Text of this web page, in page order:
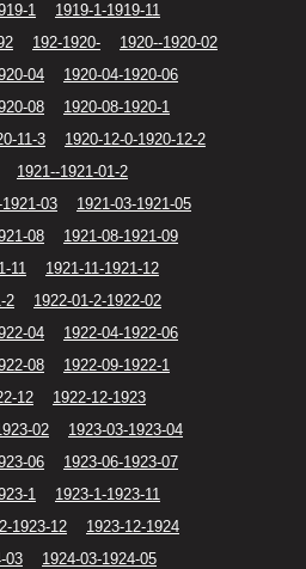
1
1919-1-1919-11
192-1920-
1920--1920-02
04
1920-04-1920-06
08
1920-08-1920-1
11-3
1920-12-0-1920-12-2
1921--1921-01-2
03
1921-03-1921-05
08
1921-08-1921-09
11
1921-11-1921-12
2
1922-01-2-1922-02
04
1922-04-1922-06
08
1922-09-1922-1
12
1922-12-1923
02
1923-03-1923-04
06
1923-06-1923-07
1
1923-1-1923-11
1923-12
1923-12-1924
03
1924-03-1924-05